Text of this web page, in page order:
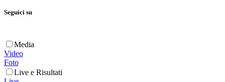
Seguici su
Media
Video
Foto
Live e Risultati